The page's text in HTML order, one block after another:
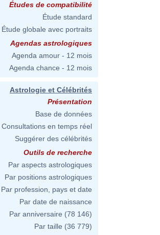
Études de compatibilité
Étude standard
Étude globale avec portraits
Agendas astrologiques
Agenda amour - 12 mois
Agenda chance - 12 mois
Astrologie et Célébrités
Présentation
Base de données
Consultations en temps réel
Suggérer des célébrités
Outils de recherche
Par aspects astrologiques
Par positions astrologiques
Par profession, pays et date
Par date de naissance
Par anniversaire (78 146)
Par taille (36 779)